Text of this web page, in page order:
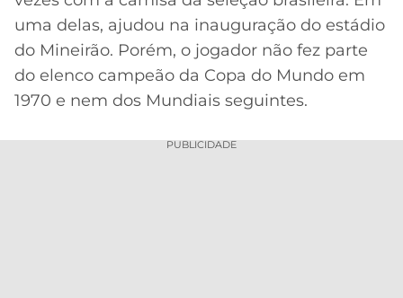
uma delas, ajudou na inauguração do estádio
do Mineirão. Porém, o jogador não fez parte
do elenco campeão da Copa do Mundo em
1970 e nem dos Mundiais seguintes.
PUBLICIDADE